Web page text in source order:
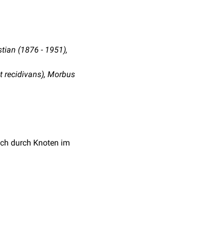
(1876 - 1951),
recidivans), Morbus
durch Knoten im